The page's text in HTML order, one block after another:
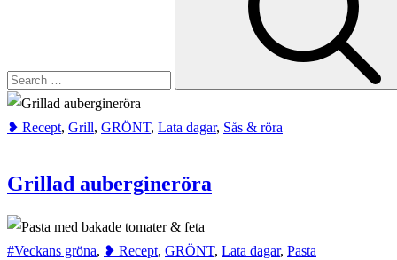
❥ Recept, Grill, GRÖNT, Lata dagar, Sås & röra
Grillad aubergineröra
#Veckans gröna, ❥ Recept, GRÖNT, Lata dagar, Pasta